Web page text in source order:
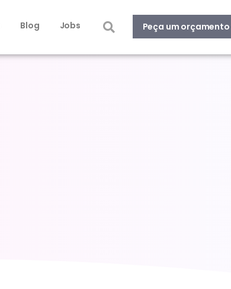
Blog Jobs Peça um orçamento